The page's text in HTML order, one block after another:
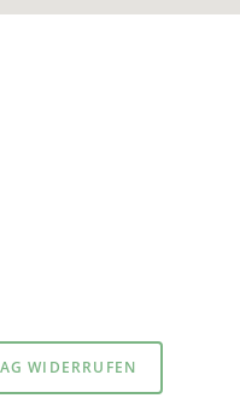
WIDERRUFEN